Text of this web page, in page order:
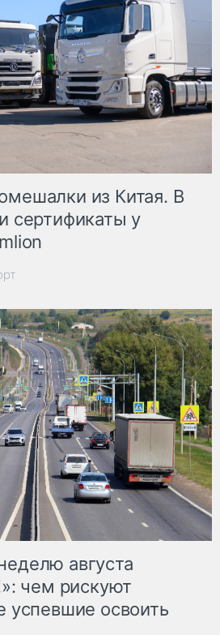
из Китая. В
сертификаты у
августа
чем рискуют
успевшие освоить